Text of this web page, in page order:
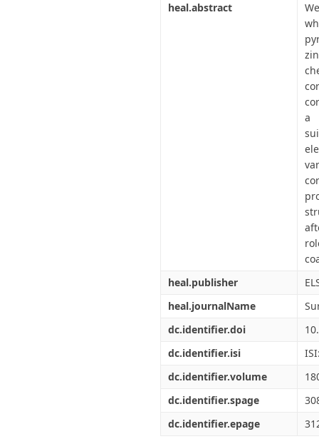
heal.abstract
a
heal.publisher
heal.journalName
dc.identifier.doi
dc.identifier.isi
dc.identifier.volume
dc.identifier.spage
dc.identifier.epage